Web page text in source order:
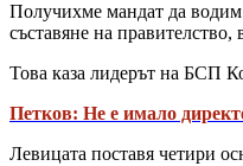
Получихме мандат да водим
съставяне на
Това каза лидерът на БСП
Петков: Не е имало
Левицата поставя четири